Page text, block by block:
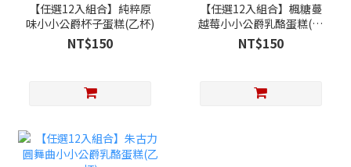
【任選12入組合】純粹原
味小小公爵杯子蛋糕(乙杯)
NT$150
【任選12入組合】楓糖蔓
越莓小小公爵乳酪蛋糕(乙
杯)
NT$150